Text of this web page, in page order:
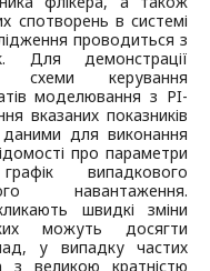
спотворень в системі
проводиться з
Для демонстрації
схеми керування
моделювання з PI-
вказаних показників
даними для виконання
про параметри
випадкового
навантаження.
швидкі зміни
можуть досягти
у випадку частих
з великою кратністю